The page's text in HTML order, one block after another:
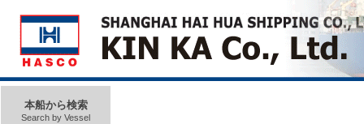
本船から検索
Search by Vessel